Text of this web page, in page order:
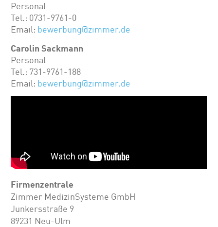
Personal
Tel.: 0731-9761-0
Email: bewerbung@zimmer.de
Carolin Sackmann
Personal
Tel.: 731-9761-188
Email: bewerbung@zimmer.de
Firmenzentrale
Zimmer MedizinSysteme GmbH
Junkersstraße 9
89231 Neu-Ulm